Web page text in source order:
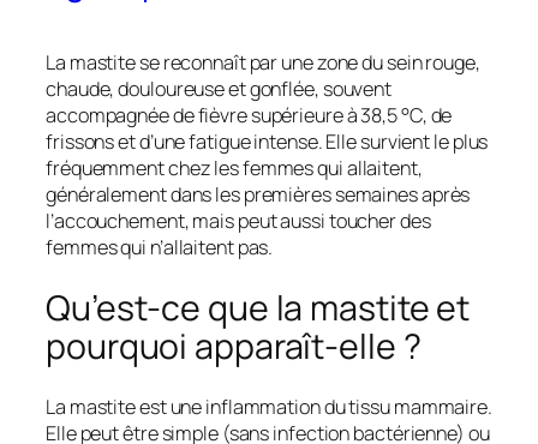
La mastite se reconnaît par une zone du sein rouge,
chaude, douloureuse et gonflée, souvent
accompagnée de fièvre supérieure à 38,5 °C, de
frissons et d’une fatigue intense. Elle survient le plus
fréquemment chez les femmes qui allaitent,
généralement dans les premières semaines après
l’accouchement, mais peut aussi toucher des
femmes qui n’allaitent pas.
Qu’est-ce que la mastite et
pourquoi apparaît-elle ?
La mastite est une inflammation du tissu mammaire.
Elle peut être simple (sans infection bactérienne) ou